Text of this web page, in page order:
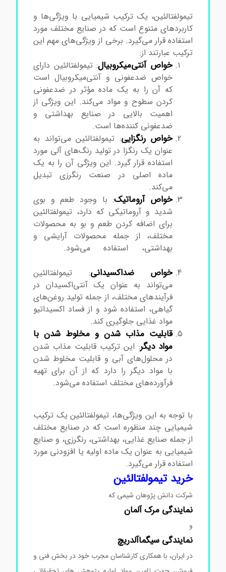
تیمولفتالئین، یک ترکیب شیمیایی با ویژگی‌ها و
کاربردهای متنوع است که در صنایع مختلف مورد
استفاده قرار می‌گیرد. برخی از ویژگی‌های مهم این
ترکیب عبارتند از: خرید تیمولفتالئین
خواص آنتی‌میکروبیال: تیمولفتالئین دارای
خواص ضدعفونی و آنتی‌میکروبیال است
که آن را به یک ماده مؤثر در ضدعفونی
کردن سطوح و مواد می‌کند. این ویژگی از
اهمیت بالایی در صنایع بهداشتی و
ضدعفونی کننده‌ها است.
خواص رنگزایی: تیمولفتالئین می‌تواند به
عنوان یک رنگزا در تولید رنگ‌های آلی مورد
استفاده قرار گیرد. این ویژگی آن را به یک
ماده اصلی در صنعت رنگرزی تبدیل
می‌کند.
خواص آروماتیک: با وجود طعم و بوی
شدید و آروماتیکی که دارد، تیمولفتالئین
برای اضافه کردن طعم و بو به محصولات
مختلف، از جمله محصولات آرایشی و
بهداشتی، استفاده می‌شود.
خواص ضداکسیدانی: تیمولفتالئین
می‌تواند به عنوان یک آنتی‌اکسیدان در
فرآیندهای مختلف، از جمله تولید روغن‌های
گیاهی، استفاده شود و از فساد اکسیداتیو
مواد غذایی جلوگیری کند.
قابلیت مذاب شدن و مخلوط شدن با
مواد دیگر: این ترکیب قابلیت مذاب شدن
در محلول‌های آبی و قابلیت مخلوط شدن
با مواد دیگر را دارد که از آن برای تهیه
فرآورده‌های مختلف استفاده می‌شود.خرید
با توجه به این ویژگی‌ها، تیمولفتالئین یک ترکیب
شیمیایی چند منظوره است که در صنایع مختلف
از جمله صنایع غذایی، بهداشتی، رنگرزی، و صنایع
شیمیایی به عنوان یک ماده اولیه یا افزودنی مورد
استفاده قرار می‌گیرد.خرید تیمولفتالئین
خرید تیمولفتالئین
شرکت دانش پژوهان شیمی که
نمایندگیمرکآلمان
نمایندگیسیگماآلدریچ
در ایران، با همکاری کارشناسان مجرب خود در بخش فنی و